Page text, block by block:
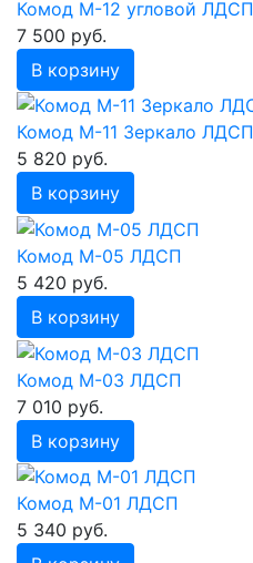
Комод М-12 угловой ЛДСП
7 500 руб.
В корзину
Комод М-11 Зеркало ЛДСП
5 820 руб.
В корзину
Комод М-05 ЛДСП
5 420 руб.
В корзину
Комод М-03 ЛДСП
7 010 руб.
В корзину
Комод М-01 ЛДСП
5 340 руб.